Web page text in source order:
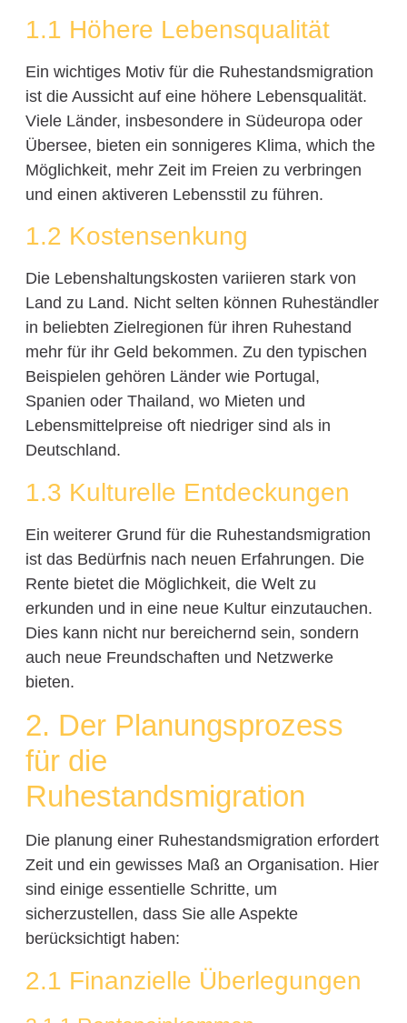
1.1 Höhere Lebensqualität
Ein wichtiges Motiv für die Ruhestandsmigration
ist die Aussicht auf eine höhere Lebensqualität.
Viele Länder, insbesondere in Südeuropa oder
Übersee, bieten ein sonnigeres Klima, which the
Möglichkeit, mehr Zeit im Freien zu verbringen
und einen aktiveren Lebensstil zu führen.
1.2 Kostensenkung
Die Lebenshaltungskosten variieren stark von
Land zu Land. Nicht selten können Ruheständler
in beliebten Zielregionen für ihren Ruhestand
mehr für ihr Geld bekommen. Zu den typischen
Beispielen gehören Länder wie Portugal,
Spanien oder Thailand, wo Mieten und
Lebensmittelpreise oft niedriger sind als in
Deutschland.
1.3 Kulturelle Entdeckungen
Ein weiterer Grund für die Ruhestandsmigration
ist das Bedürfnis nach neuen Erfahrungen. Die
Rente bietet die Möglichkeit, die Welt zu
erkunden und in eine neue Kultur einzutauchen.
Dies kann nicht nur bereichernd sein, sondern
auch neue Freundschaften und Netzwerke
bieten.
2. Der Planungsprozess
für die
Ruhestandsmigration
Die planung einer Ruhestandsmigration erfordert
Zeit und ein gewisses Maß an Organisation. Hier
sind einige essentielle Schritte, um
sicherzustellen, dass Sie alle Aspekte
berücksichtigt haben:
2.1 Finanzielle Überlegungen